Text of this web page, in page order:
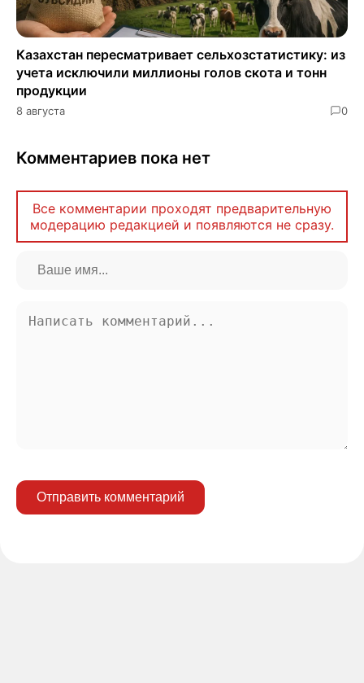
Казахстан пересматривает сельхозстатистику: из
учета исключили миллионы голов скота и тонн
продукции
8 августа 0
Комментариев пока нет
Все комментарии проходят предварительную
модерацию редакцией и появляются не сразу.
Отправить комментарий